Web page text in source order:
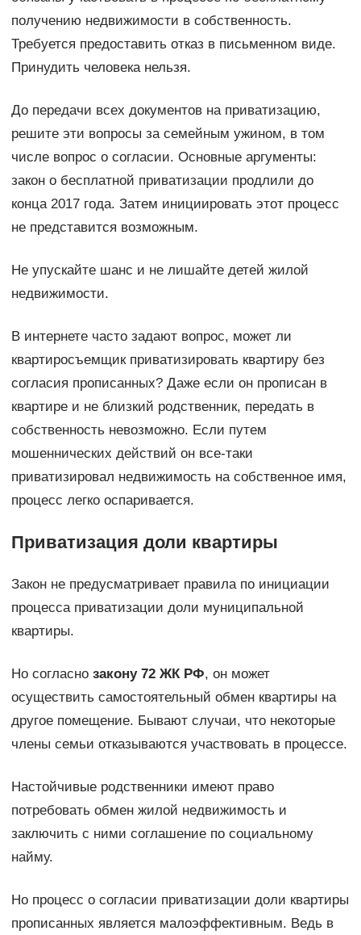
получению недвижимости в собственность.
Требуется предоставить отказ в письменном виде.
Принудить человека нельзя.
До передачи всех документов на приватизацию,
решите эти вопросы за семейным ужином, в том
числе вопрос о согласии. Основные аргументы:
закон о бесплатной приватизации продлили до
конца 2017 года. Затем инициировать этот процесс
не представится возможным.
Не упускайте шанс и не лишайте детей жилой
недвижимости.
В интернете часто задают вопрос, может ли
квартиросъемщик приватизировать квартиру без
согласия прописанных? Даже если он прописан в
квартире и не близкий родственник, передать в
собственность невозможно. Если путем
мошеннических действий он все-таки
приватизировал недвижимость на собственное имя,
процесс легко оспаривается.
Приватизация доли квартиры
Закон не предусматривает правила по инициации
процесса приватизации доли муниципальной
квартиры.
Но согласно закону 72 ЖК РФ, он может
осуществить самостоятельный обмен квартиры на
другое помещение. Бывают случаи, что некоторые
члены семьи отказываются участвовать в процессе.
Настойчивые родственники имеют право
потребовать обмен жилой недвижимость и
заключить с ними соглашение по социальному
найму.
Но процесс о согласии приватизации доли квартиры
прописанных является малоэффективным. Ведь в